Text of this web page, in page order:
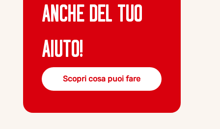
ANCHE DEL TUO
AIUTO!
Scopri cosa puoi fare